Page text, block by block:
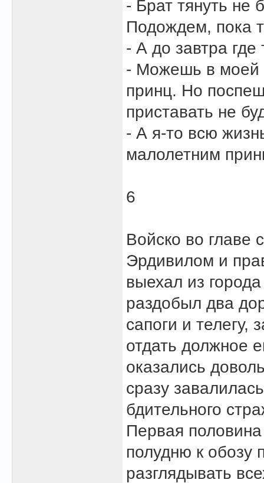
- Брат тянуть не
Подождем, пока
- А до завтра
- Можешь в моей
принц. Но
приставать не
- А я-то всю
малолетним
6
Войско во главе
Эрдивилом и
выехал из
раздобыл два
сапоги и телегу,
отдать должное
оказались
сразу
бдительного
Первая
полудню к обозу
разглядывать